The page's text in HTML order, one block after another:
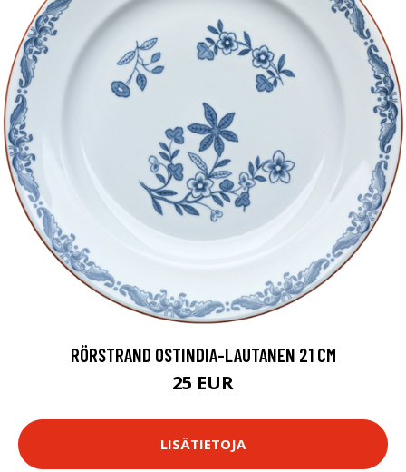
RÖRSTRAND OSTINDIA-LAUTANEN 21 CM
25 EUR
LISÄTIETOJA